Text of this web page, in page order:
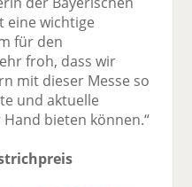
eine wichtige
für den
froh, dass wir
mit dieser Messe so
und aktuelle
bieten können.“